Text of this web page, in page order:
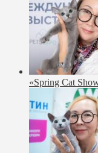
«Spring Cat